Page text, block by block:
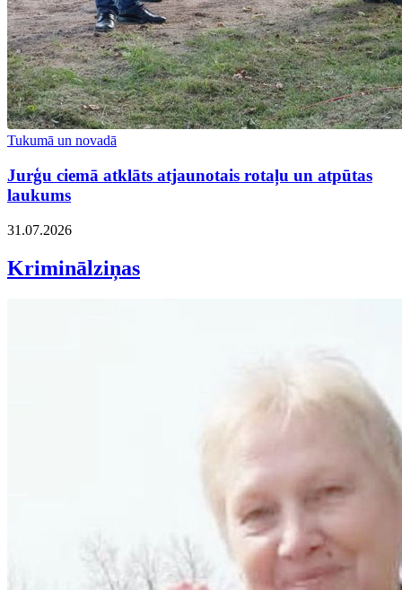
Tukumā un novadā
Jurģu ciemā atklāts atjaunotais rotaļu un atpūtas
laukums
31.07.2026
Kriminālziņas